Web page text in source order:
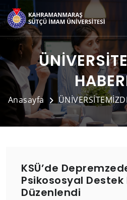
Anasayfa
KSÜ’de
Psikososyal Destek
Düzenlendi